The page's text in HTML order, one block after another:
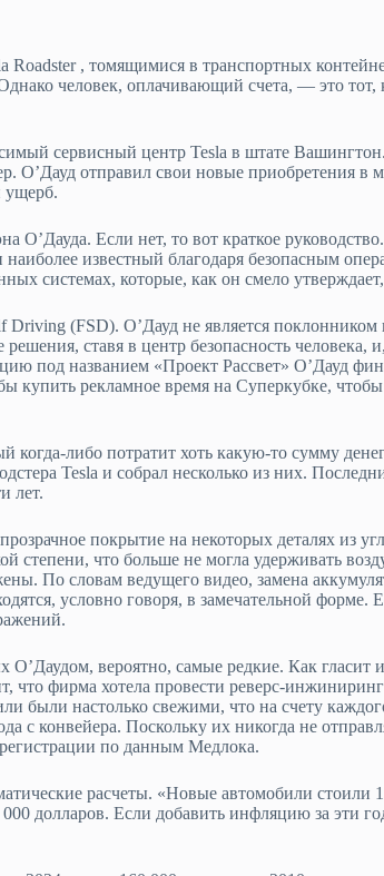
, томящимися в транспортных
человек, оплачивающий счета, — это тот,
сервисный центр Tesla в штате
О’Дауд отправил свои новые приобретения в
ущерб.
О’Дауда. Если нет, то вот краткое
известный благодаря безопасным
системах, которые, как он смело утверждает,
(FSD). О’Дауд не является поклонником
ставя в центр безопасность человека,
под названием «Проект Рассвет» О’Дауд
купить рекламное время на Суперкубке, чтобы
либо потратит хоть какую-то сумму
Tesla и собрал несколько из них.
лет.
покрытие на некоторых деталях из
степени, что больше не могла удерживать
По словам ведущего видео, замена
условно говоря, в замечательной форме.
вероятно, самые редкие. Как гласит
что фирма хотела провести реверс-
были настолько свежими, что на счету
с конвейера. Поскольку их никогда не
по данным Медлока.
расчеты. «Новые автомобили стоили
долларов. Если добавить инфляцию за эти